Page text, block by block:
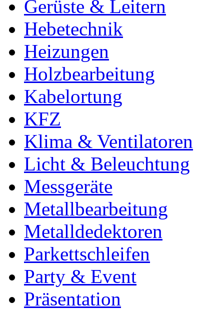
Gerüste & Leitern
Hebetechnik
Heizungen
Holzbearbeitung
Kabelortung
KFZ
Klima & Ventilatoren
Licht & Beleuchtung
Messgeräte
Metallbearbeitung
Metalldedektoren
Parkettschleifen
Party & Event
Präsentation